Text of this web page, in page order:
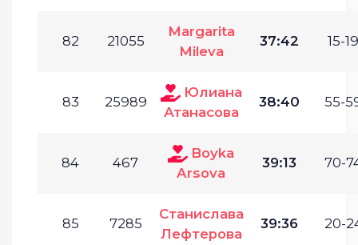
82 21055
Margarita
Mileva
37:42 15-
83 25989
Юлиана
Атанасова
38:40 55-
84 467
Boyka
Arsova
39:13 70-
85 7285
Станислава
Лефтерова
39:36 20-